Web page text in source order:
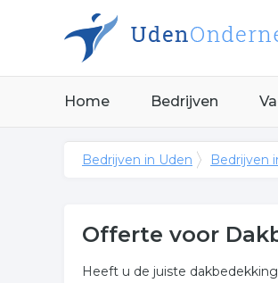
Home Bedrijven
Bedrijven in Uden Bedrijven
Offerte voor
Heeft u de juiste